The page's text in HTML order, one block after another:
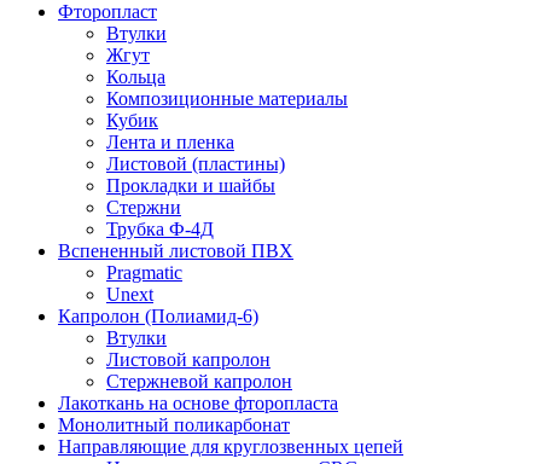
Фторопласт
Втулки
Жгут
Кольца
Композиционные материалы
Кубик
Лента и пленка
Листовой (пластины)
Прокладки и шайбы
Стержни
Трубка Ф-4Д
Вспененный листовой ПВХ
Pragmatic
Unext
Капролон (Полиамид-6)
Втулки
Листовой капролон
Стержневой капролон
Лакоткань на основе фторопласта
Монолитный поликарбонат
Направляющие для круглозвенных цепей